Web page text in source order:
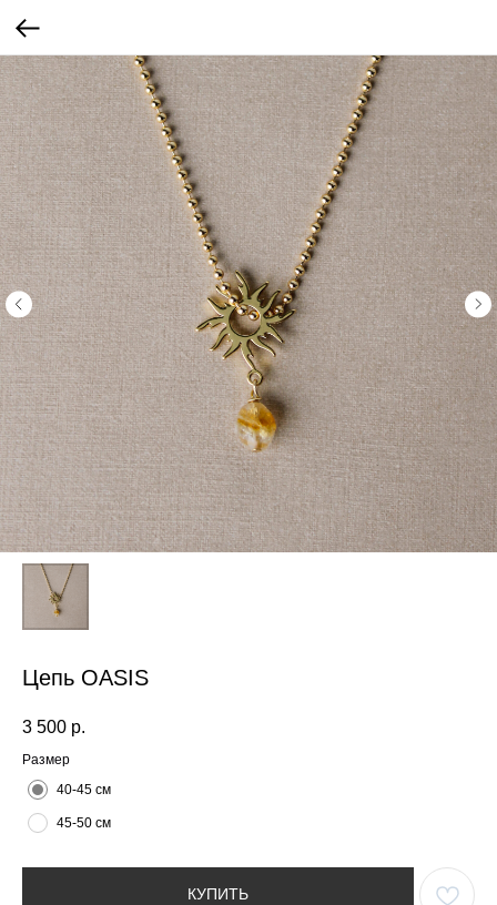
Цепь OASIS
3 500 р.
Размер
40-45 см
45-50 см
КУПИТЬ